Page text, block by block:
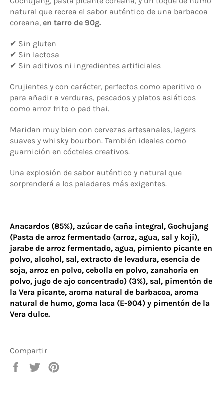
natural que recrea el sabor auténtico de una barbacoa
coreana, en tarro de 90g.
✔ Sin gluten
✔ Sin lactosa
✔ Sin aditivos ni ingredientes artificiales
Crujientes y con carácter, perfectos como aperitivo o
para añadir a verduras, pescados y platos asiáticos
como arroz frito o pad thai.
Maridan muy bien con cervezas artesanales, lagers
suaves y whisky bourbon. También ideales como
guarnición en cócteles creativos.
Una explosión de sabor auténtico y natural que
sorprenderá a los paladares más exigentes.
Anacardos (85%), azúcar de caña integral, Gochujang
(Pasta de arroz fermentado (arroz, agua, sal y koji),
jarabe de arroz fermentado, agua, pimiento picante en
polvo, alcohol, sal, extracto de levadura, esencia de
soja, arroz en polvo, cebolla en polvo, zanahoria en
polvo, jugo de ajo concentrado) (3%), sal, pimentón de
la Vera picante, aroma natural de barbacoa, aroma
natural de humo, goma laca (E-904) y pimentón de la
Vera dulce.
Compartir
Compartir
Tuitear